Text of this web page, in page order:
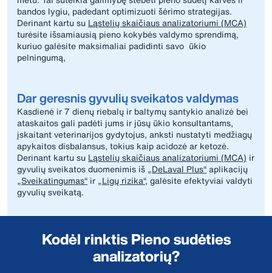
bandos lygiu, padedant optimizuoti šėrimo strategijas.
Derinant kartu su Ląstelių skaičiaus analizatoriumi (MCA)
turėsite išsamiausią pieno kokybės valdymo sprendimą,
kuriuo galėsite maksimaliai padidinti savo ūkio
pelningumą,
Dar geresnis gyvulių sveikatos valdymas
Kasdienė ir 7 dienų riebalų ir baltymų santykio analizė bei
ataskaitos gali padėti jums ir jūsų ūkio konsultantams,
įskaitant veterinarijos gydytojus, anksti nustatyti medžiagų
apykaitos disbalansus, tokius kaip acidozė ar ketozė.
Derinant kartu su Ląstelių skaičiaus analizatoriumi (MCA) ir
gyvulių sveikatos duomenimis iš „DeLaval Plus“aplikacijų
„Sveikatingumas“ ir „Ligų rizika“, galėsite efektyviai valdyti
gyvulių sveikatą.
Kodėl rinktis Pieno sudėties
analizatorių?